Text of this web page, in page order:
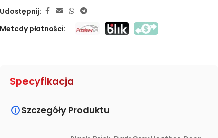
Udostępnij:
Metody płatności:
Specyfikacja
Szczegóły Produktu